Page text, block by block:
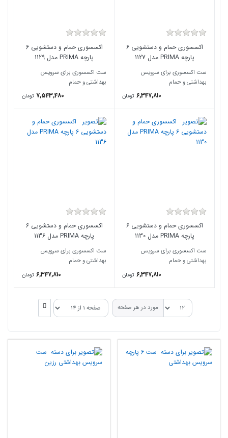
اکسسوری حمام و دستشویی 6
پارچه PRIMA مدل 1127
ست اکسسوری برای سرویس
بهداشتی و حمام
6,347,810 تومان
اکسسوری حمام و دستشویی 6
پارچه PRIMA مدل 1129
ست اکسسوری برای سرویس
بهداشتی و حمام
7,543,480 تومان
اکسسوری حمام و دستشویی 6
پارچه PRIMA مدل 1130
ست اکسسوری برای سرویس
بهداشتی و حمام
6,347,810 تومان
اکسسوری حمام و دستشویی 6
پارچه PRIMA مدل 1136
ست اکسسوری برای سرویس
بهداشتی و حمام
6,347,810 تومان
مورد در هر صفحه